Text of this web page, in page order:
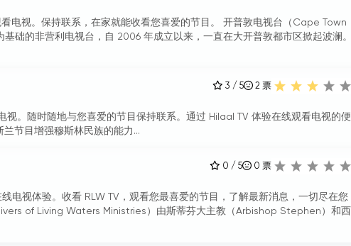
电视。保持联系，在家就能收看您喜爱的节目。 开普敦电视台（Cape Town
基础的非营利电视台，自 2006 年成立以来，一直在大开普敦都市区掀起波澜。
3 / 5 2 票
视。随时随地与您喜爱的节目保持联系。通过 Hilaal TV 体验在线观看电视的便
节目增强穆斯林民族的能力...
0 / 5 0 票
电视体验。收看 RLW TV，观看您最喜爱的节目，了解最新消息，一切尽在您
of Living Waters Ministries）由斯蒂芬大主教（Arbishop Stephen）和西